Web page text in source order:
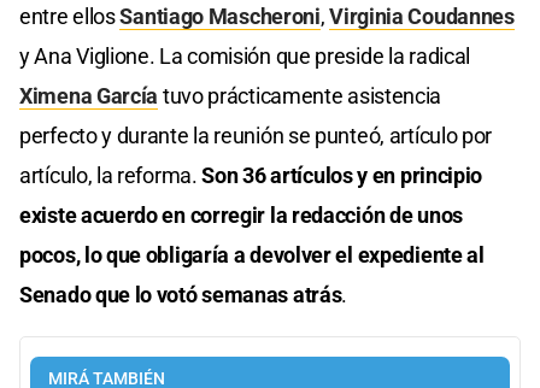
entre ellosSantiago Mascheroni,Virginia Coudannes
y Ana Viglione. La comisión que preside la radical
Ximena García tuvo prácticamente asistencia
perfecto y durante la reunión se punteó, artículo por
artículo, la reforma.Son 36 artículos y en principio
existe acuerdo en corregir la redacción de unos
pocos, lo que obligaría a devolver el expediente al
Senado que lo votó semanas atrás.
MIRÁ TAMBIÉN